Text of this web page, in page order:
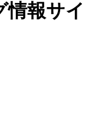
情報サイ